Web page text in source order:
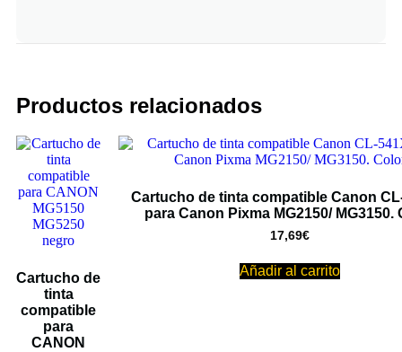
Productos relacionados
Cartucho de
tinta
compatible
para
CANON
Cartucho de tinta compatible Canon
para Canon Pixma MG2150/ MG3150.
17,69€
Añadir al carrito